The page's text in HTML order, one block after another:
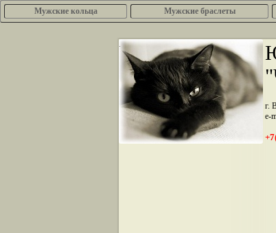
Мужские кольца Мужские браслеты
.
г.
e-